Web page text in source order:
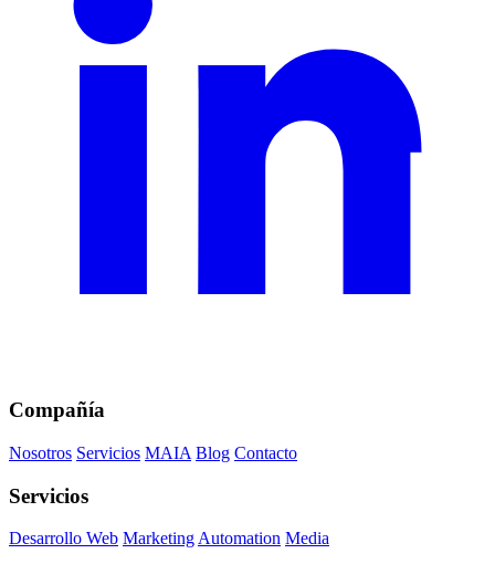
Compañía
Nosotros Servicios MAIA Blog Contacto
Servicios
Desarrollo Web MarketingAutomation Media